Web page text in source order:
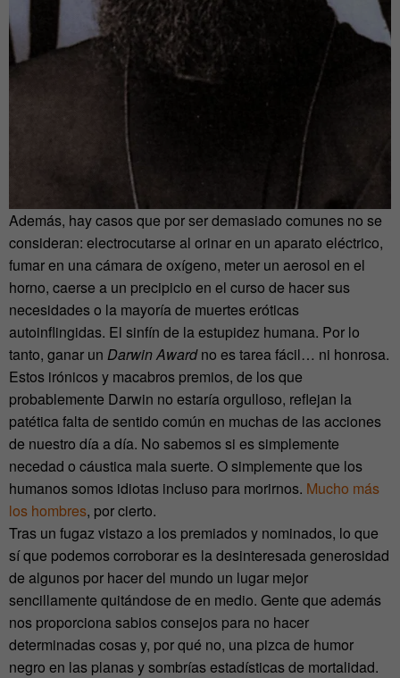
Además, hay casos que por ser demasiado comunes no se
consideran: electrocutarse al orinar en un aparato eléctrico,
fumar en una cámara de oxígeno, meter un aerosol en el
horno, caerse a un precipicio en el curso de hacer sus
necesidades o la mayoría de muertes eróticas
autoinflingidas. El sinfín de la estupidez humana. Por lo
tanto, ganar un Darwin Awardno es tarea fácil… ni honrosa.
Estos irónicos y macabros premios, de los que
probablemente Darwin no estaría orgulloso, reflejan la
patética falta de sentido común en muchas de las acciones
de nuestro día a día. No sabemos si es simplemente
necedad o cáustica mala suerte. O simplemente que los
humanos somos idiotas incluso para morirnos. Mucho más
los hombres, por cierto.
Tras un fugaz vistazo a los premiados y nominados, lo que
sí que podemos corroborar es la desinteresada generosidad
de algunos por hacer del mundo un lugar mejor
sencillamente quitándose de en medio. Gente que además
nos proporciona sabios consejos para no hacer
determinadas cosas y, por qué no, una pizca de humor
negro en las planas y sombrías estadísticas de mortalidad.